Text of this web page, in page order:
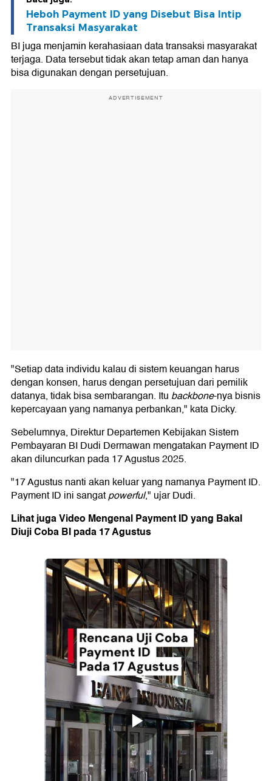
Heboh Payment ID yang Disebut Bisa Intip
Transaksi Masyarakat
BI juga menjamin kerahasiaan data transaksi masyarakat
terjaga. Data tersebut tidak akan tetap aman dan hanya
bisa digunakan dengan persetujuan.
ADVERTISEMENT
"Setiap data individu kalau di sistem keuangan harus
dengan konsen, harus dengan persetujuan dari pemilik
datanya, tidak bisa sembarangan. Itu backbone-nya bisnis
kepercayaan yang namanya perbankan," kata Dicky.
Sebelumnya, Direktur Departemen Kebijakan Sistem
Pembayaran BI Dudi Dermawan mengatakan Payment ID
akan diluncurkan pada 17 Agustus 2025.
"17 Agustus nanti akan keluar yang namanya Payment ID.
Payment ID ini sangatpowerful," ujar Dudi.
Lihat juga Video Mengenal Payment ID yang Bakal
Diuji Coba BI pada 17 Agustus